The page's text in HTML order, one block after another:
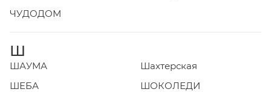
ЧУДОДОМ
Ш
ШАУМА
Шахтерская
ШЕБА
ШОКОЛЕДИ